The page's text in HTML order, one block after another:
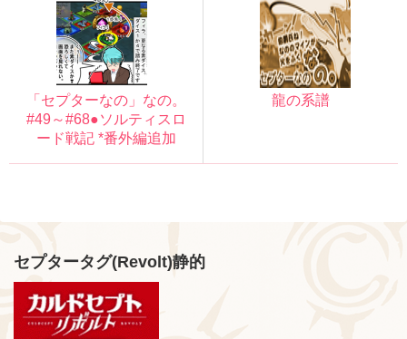
「セプターなの」なの。
#49～#68●ソルティスロ
ード戦記 *番外編追加
龍の系譜
セプタータグ(Revolt)静的